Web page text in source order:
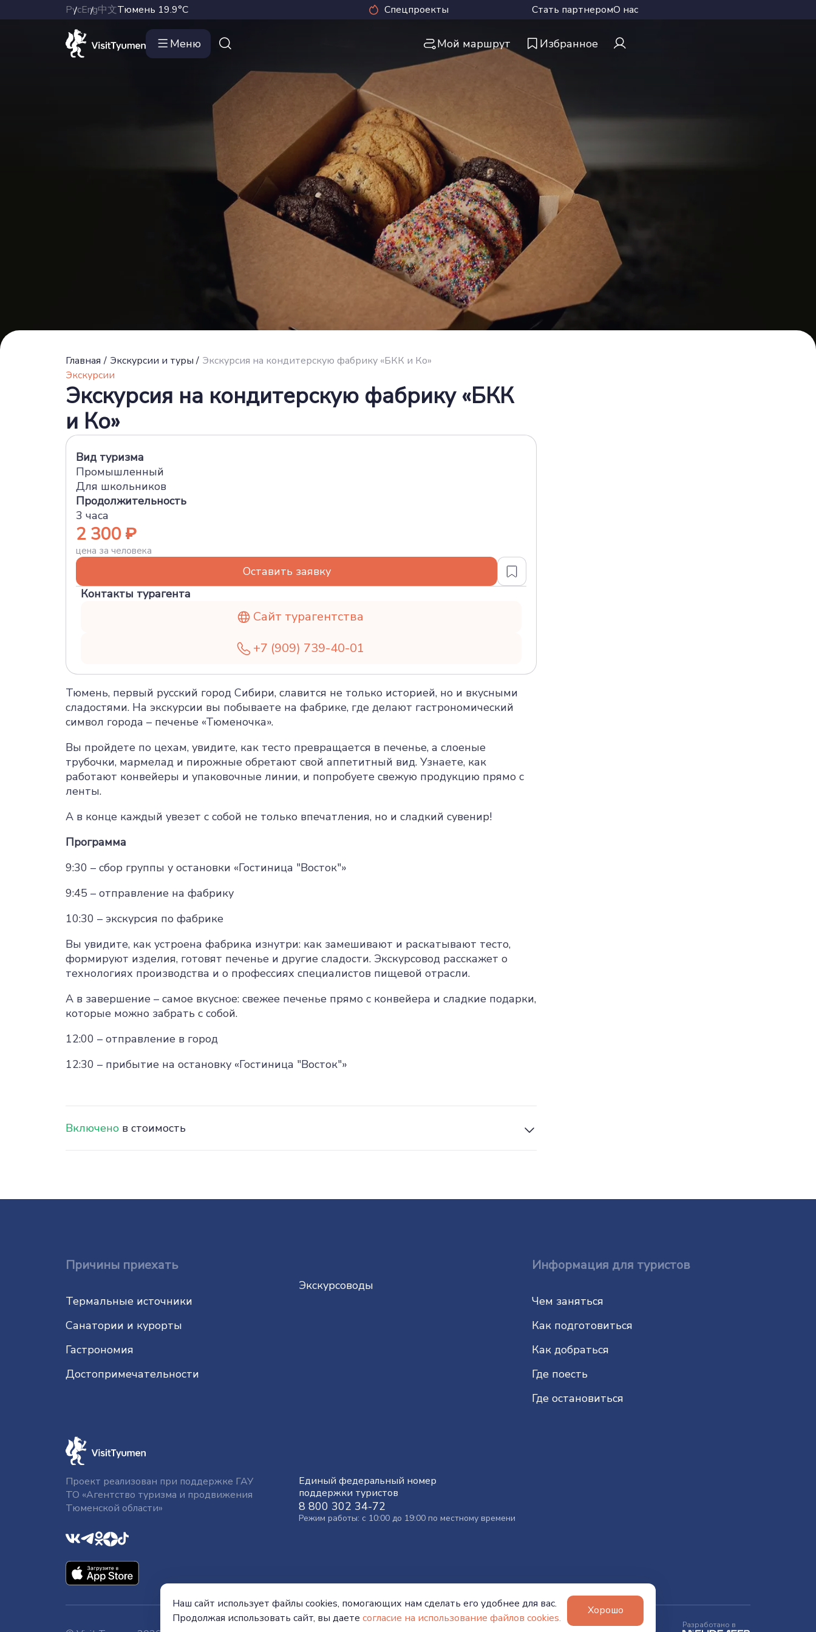
РусEng中文Тюмень 19.9°C Спецпроекты Стать партнеромО нас
Меню Мой маршрут Избранное
Главная / Экскурсии и туры / Экскурсия на кондитерскую фабрику «БКК и Ко»
Экскурсии
Экскурсия на кондитерскую фабрику «БКК
и Ко»
Вид туризма
Промышленный
Для школьников
Продолжительность
3 часа
2 300
цена за человека
Оставить заявку
Контакты турагента
Сайт турагентства
+7 (909) 739-40-01
Тюмень, первый русский город Сибири, славится не только историей, но и вкусными
сладостями. На экскурсии вы побываете на фабрике, где делают гастрономический
символ города – печенье «Тюменочка».
Вы пройдете по цехам, увидите, как тесто превращается в печенье, а слоеные
трубочки, мармелад и пирожные обретают свой аппетитный вид. Узнаете, как
работают конвейеры и упаковочные линии, и попробуете свежую продукцию прямо с
ленты.
А в конце каждый увезет с собой не только впечатления, но и сладкий сувенир!
Программа
9:30 – сбор группы у остановки «Гостиница "Восток"»
9:45 – отправление на фабрику
10:30 – экскурсия по фабрике
Вы увидите, как устроена фабрика изнутри: как замешивают и раскатывают тесто,
формируют изделия, готовят печенье и другие сладости. Экскурсовод расскажет о
технологиях производства и о профессиях специалистов пищевой отрасли.
А в завершение – самое вкусное: свежее печенье прямо с конвейера и сладкие подарки,
которые можно забрать с собой.
12:00 – отправление в город
12:30 – прибытие на остановку «Гостиница "Восток"»
Включено в стоимость
Причины приехать
Термальные источники
Санатории и курорты
Гастрономия
До­сто­при­ме­ча­тель­нос­ти
Экскурсоводы
Информация для туристов
Чем заняться
Как подготовиться
Как добраться
Где поесть
Где остановиться
Проект реализован при поддержке ГАУ
ТО «Агентство туризма и продвижения
Тюменской области»
Единый федеральный номер
поддержки туристов
8 800 302 34-72
Режим работы: с 10:00 до 19:00 по местному времени
Разработано в
Наш сайт использует файлы cookies, помогающих нам сделать его удобнее для вас.
Продолжая использовать сайт, вы даете согласие на использование файлов cookies.
Хорошо